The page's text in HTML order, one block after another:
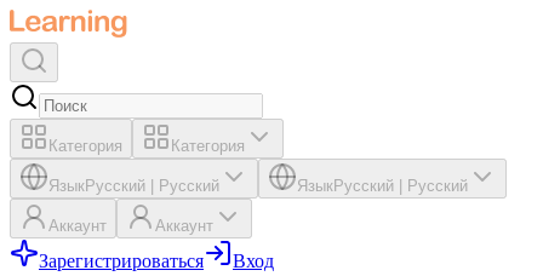
Категория Категория
ЯзыкРусский Русский ЯзыкРусский Русский
Аккаунт Аккаунт
Зарегистрироваться Вход